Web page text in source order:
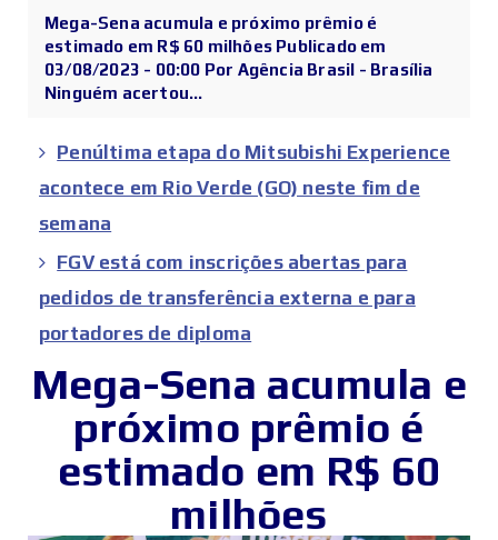
Mega-Sena acumula e próximo prêmio é
estimado em R$ 60 milhões Publicado em
03/08/2023 - 00:00 Por Agência Brasil - Brasília
Ninguém acertou...
Penúltima etapa do Mitsubishi Experience
acontece em Rio Verde (GO) neste fim de
semana
FGV está com inscrições abertas para
pedidos de transferência externa e para
portadores de diploma
Mega-Sena acumula e
próximo prêmio é
estimado em R$ 60
milhões